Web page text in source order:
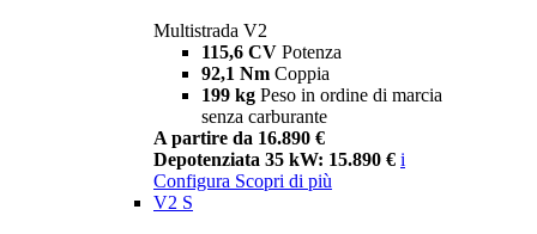
Multistrada V2
115,6 CV Potenza
92,1 Nm Coppia
199 kg Peso in ordine di marcia
senza carburante
A partire da 16.890 €
Depotenziata 35 kW: 15.890 € i
Configura Scopri di più
V2 S